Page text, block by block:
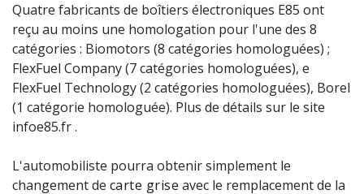
Quatre fabricants de boîtiers électroniques E85 ont
reçu au moins une homologation pour l'une des 8
catégories : Biomotors (8 catégories homologuées) ;
FlexFuel Company (7 catégories homologuées), e
FlexFuel Technology (2 catégories homologuées), Borel
(1 catégorie homologuée). Plus de détails sur le site
infoe85.fr .
L'automobiliste pourra obtenir simplement le
changement de carte grise avec le remplacement de la